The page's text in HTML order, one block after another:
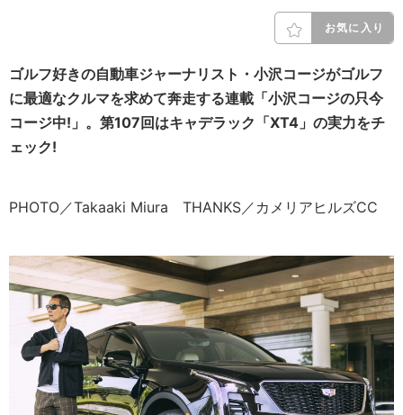
お気に入り
ゴルフ好きの自動車ジャーナリスト・小沢コージがゴルフ
に最適なクルマを求めて奔走する連載「小沢コージの只今
コージ中!」。第107回はキャデラック「XT4」の実力をチ
ェック!
PHOTO／Takaaki Miura THANKS／カメリアヒルズCC